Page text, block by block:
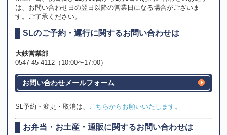
は、お問い合わせ日の翌日以降の営業日になる場合がございま
す。ご了承ください。
SLのご予約・運行に関するお問い合わせは
大鉄営業部
0547-45-4112（10:00〜17:00）
お問い合わせメールフォーム
SL予約・変更・取消は、 こちらからお願いいたします。
お弁当・お土産・通販に関するお問い合わせは